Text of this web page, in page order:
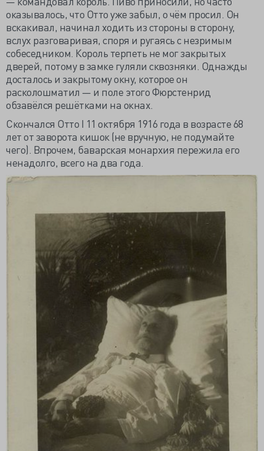
оказывалось, что Отто уже забыл, о чём просил. Он
вскакивал, начинал ходить из стороны в сторону,
вслух разговаривая, споря и ругаясь с незримым
собеседником. Король терпеть не мог закрытых
дверей, потому в замке гуляли сквозняки. Однажды
досталось и закрытому окну, которое он
расколошматил — и поле этого Фюрстенрид
обзавёлся решётками на окнах.
Скончался Отто I 11 октября 1916 года в возрасте 68
лет от заворота кишок (не вручную, не подумайте
чего). Впрочем, баварская монархия пережила его
ненадолго, всего на два года.